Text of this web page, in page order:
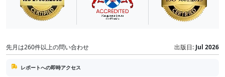
先月は260件以上の問い合わせ 出版日: Jul 2026
レポートへの即時アクセス